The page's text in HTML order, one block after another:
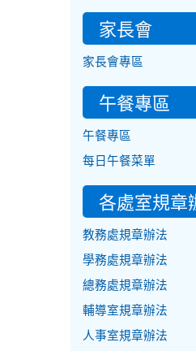
家長會
家長會專區
午餐專區
午餐專區
每日午餐菜單
各處室規章
教務處規章辦法
學務處規章辦法
總務處規章辦法
輔導室規章辦法
人事室規章辦法